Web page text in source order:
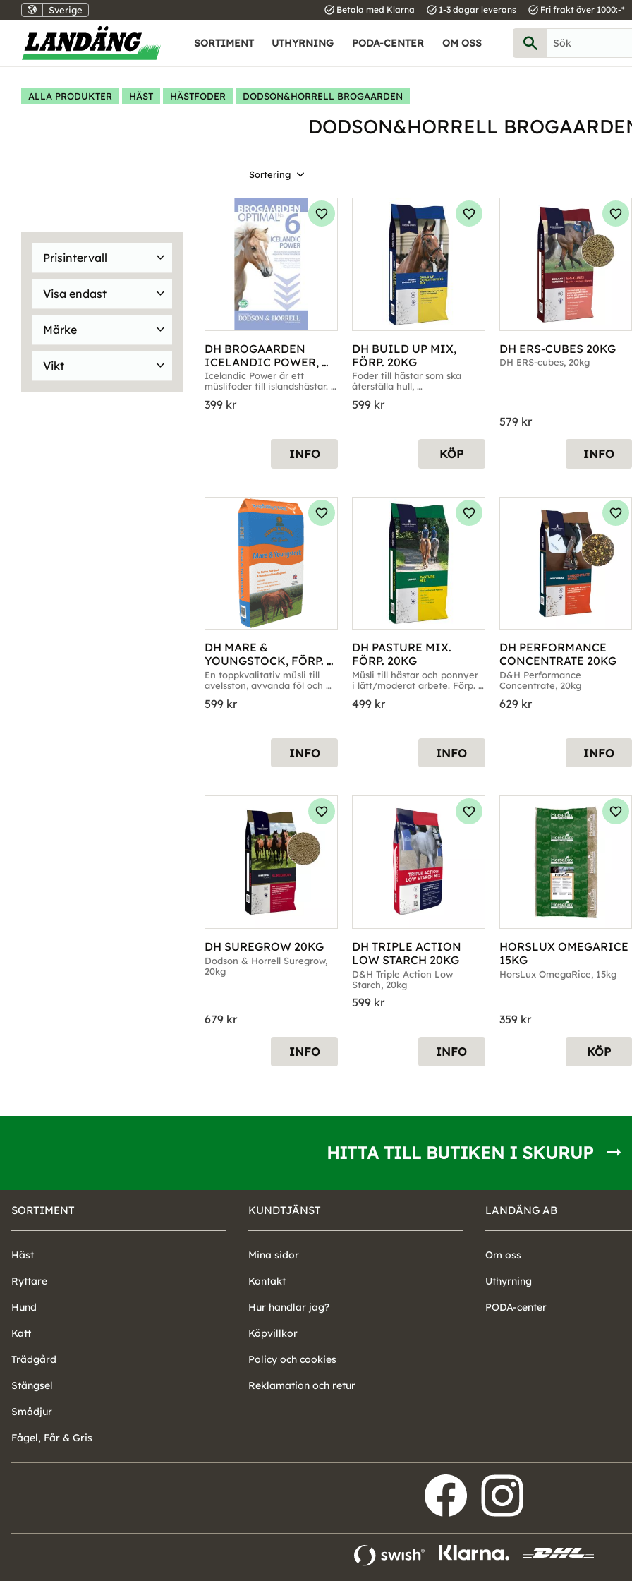
Sverige task_alt Betala med Klarna task_alt 1-3 dagar leverans task_alt Fri frakt över 1000:-*
SORTIMENT UTHYRNING PODA-CENTER OM OSS
ALLA PRODUKTER HÄST HÄSTFODER DODSON&HORRELL BROGAARDEN
DODSON&HORRELL
Prisintervall
269 679
Visa endast
Finns i lager 7
Märke
Brogaarden
14
Dodson&Horrell
Vikt
DH BROGAARDEN
ICELANDIC POWER,
FÖRP. 15KG
Icelandic Power är ett
müslifoder till islandshästar.
399 kr
Lägg till i favoriter
INFO
DH BUILD UP MIX,
FÖRP. 20KG
Foder till hästar som ska
återställa hull,
Förp. 20kg
599kr
Lägg till i favoriter
KÖP
DH ERS-CUBES 20KG
DH ERS-cubes, 20kg
579kr
INFO
DH MARE &
YOUNGSTOCK, FÖRP.
20KG
En toppkvalitativ müsli till
avelsston, avvanda föl och
599 kr
Lägg till i favoriter
INFO
DH PASTURE MIX.
FÖRP. 20KG
Müsli till hästar och ponnyer
i lätt/moderat arbete. Förp.
499kr
Lägg till i favoriter
INFO
DH PERFORMANCE
CONCENTRATE 20KG
D&H Performance
Concentrate, 20kg
629kr
INFO
DH SUREGROW 20KG
Dodson & Horrell Suregrow,
20kg
679 kr
Lägg till i favoriter
INFO
DH TRIPLE ACTION
LOW STARCH 20KG
D&H Triple Action Low
Starch, 20kg
599kr
Lägg till i favoriter
INFO
HORSLUX OMEGARICE
15KG
HorsLux OmegaRice, 15kg
359kr
KÖP
HITTA TILL BUTIKEN I SKURUP
SORTIMENT
Häst
Ryttare
Hund
Katt
Trädgård
Stängsel
Smådjur
Fågel, Får & Gris
KUNDTJÄNST
Mina sidor
Kontakt
Hur handlar jag?
Köpvillkor
Policy och cookies
Reklamation och retur
LANDÄNG AB
Om oss
Uthyrning
PODA-center